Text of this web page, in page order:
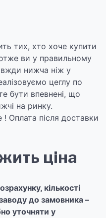
тих, хто хоче купити
ви у правильному
нижча ніж у
цеглу по
бути впевнені, що
на ринку.
Оплата після доставки
ціна
кількості
до замовника –
уточняти у